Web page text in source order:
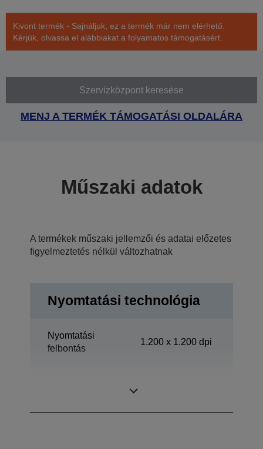
Kivont termék - Sajnáljuk, ez a termék már nem elérhető.
Kérjük, olvassa el alábbiakat a folyamatos támogatásért.
Szervizközpont keresése
MENJ A TERMÉK TÁMOGATÁSI OLDALÁRA
Műszaki adatok
A termékek műszaki jellemzői és adatai előzetes
figyelmeztetés nélkül változhatnak
Nyomtatási technológia
Nyomtatási
felbontás
1.200 x 1.200 dpi